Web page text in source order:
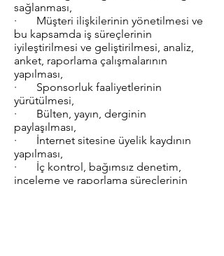
sağlanması,
· Müşteri ilişkilerinin yönetilmesi ve
bu kapsamda iş süreçlerinin
iyileştirilmesi ve geliştirilmesi, analiz,
anket, raporlama çalışmalarının
yapılması,
· Sponsorluk faaliyetlerinin
yürütülmesi,
· Bülten, yayın, derginin
paylaşılması,
· İnternet sitesine üyelik kaydının
yapılması,
· İç kontrol, bağımsız denetim,
inceleme ve raporlama süreçlerinin